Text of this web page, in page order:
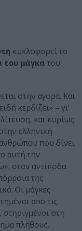
κυκλοφορεί το
του μάγκα του
στην αγορά. Και
κερδίζει» – γι’
και κυρίως
ελληνική
που δίνει
αυτή την
στον αντίποδα
της
Οι μάγκες
από τις
στηριγμένοι στη
πλήθους.